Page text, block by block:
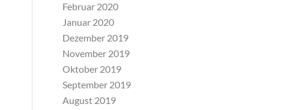
Februar 2020
Januar 2020
Dezember 2019
November 2019
Oktober 2019
September 2019
August 2019